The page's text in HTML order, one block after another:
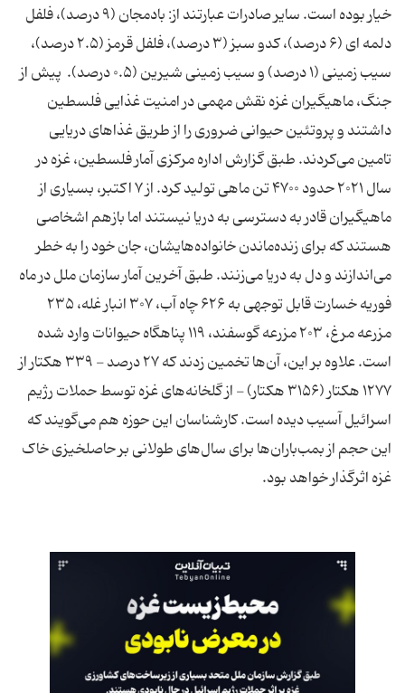
خیار بوده است. سایر صادرات عبارتند از: بادمجان (۹ درصد)، فلفل
دلمه ای (۶ درصد)، کدو سبز (۳ درصد)، فلفل قرمز (۲.۵ درصد)،
سیب زمینی (۱ درصد) و سیب زمینی شیرین (۰.۵ درصد). پیش از
جنگ، ماهیگیران غزه نقش مهمی در امنیت غذایی فلسطین
داشتند و پروتئین حیوانی ضروری را از طریق غذاهای دریایی
تامین می‌کردند. طبق گزارش اداره مرکزی آمار فلسطین، غزه در
سال ۲۰۲۱ حدود ۴۷۰۰ تن ماهی تولید کرد. از ۷ اکتبر، بسیاری از
ماهیگیران قادر به دسترسی به دریا نیستند اما بازهم اشخاصی
هستند که برای زنده‌ماندن خانواده‌هایشان، جان خود را به خطر
می‌اندازند و دل به دریا می‌زنند. طبق آخرین آمار سازمان ملل در ماه
فوریه خسارت قابل توجهی به ۶۲۶ چاه آب، ۳۰۷ انبار غله، ۲۳۵
مزرعه مرغ، ۲۰۳ مزرعه گوسفند، ۱۱۹ پناهگاه حیوانات وارد شده
است. علاوه بر این، آن‌ها تخمین زدند که ۲۷ درصد - ۳۳۹ هکتار از
۱۲۷۷ هکتار (۳۱۵۶ هکتار) - از گلخانه‌های غزه توسط حملات رژیم
اسرائیل آسیب دیده است. کارشناسان این حوزه هم می‌گویند که
این حجم از بمب‌باران‌ها برای سال‌های طولانی بر حاصلخیزی خاک
غزه اثرگذار خواهد بود.